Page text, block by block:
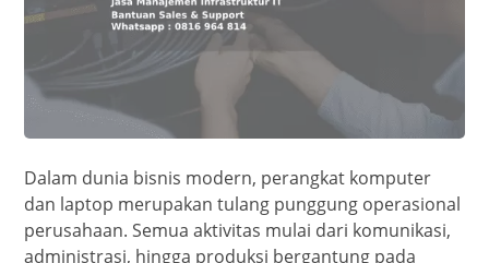
Dalam dunia bisnis modern, perangkat komputer
dan laptop merupakan tulang punggung operasional
perusahaan. Semua aktivitas mulai dari komunikasi,
administrasi, hingga produksi bergantung pada